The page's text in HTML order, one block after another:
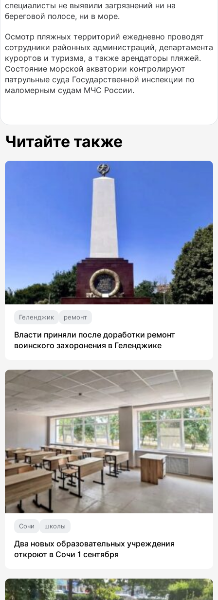
специалисты не выявили загрязнений ни на
береговой полосе, ни в море.
Осмотр пляжных территорий ежедневно проводят
сотрудники районных администраций, департамента
курортов и туризма, а также арендаторы пляжей.
Состояние морской акватории контролируют
патрульные суда Государственной инспекции по
маломерным судам МЧС России.
Читайте также
Геленджик ремонт
Власти приняли после доработки ремонт
воинского захоронения в Геленджике
Сочи школы
Два новых образовательных учреждения
откроют в Сочи 1 сентября